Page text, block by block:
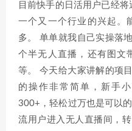
目前快手的日活用户已经
一个又一个行业的兴起。
多。 单单就我自己实操落
个半无人直播，还有图文
等。 今天给大家讲解的项
的操作非常简单，新手
300+，轻松过万也是可以
流用户进入无人直播间，